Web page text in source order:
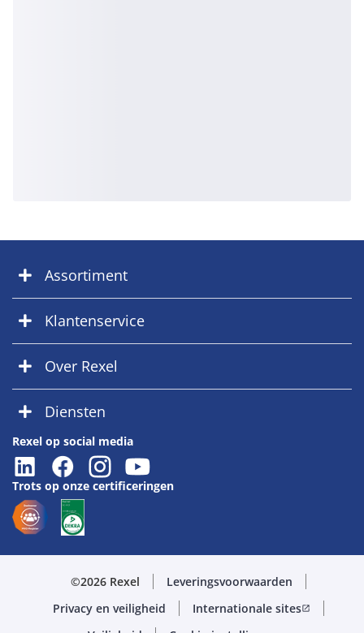
Assortiment
Klantenservice
Over Rexel
Diensten
Rexel op social media
Trots op onze certificeringen
©2026 Rexel
Leveringsvoorwaarden
Privacy en veiligheid
Internationale sitesopen_in_new